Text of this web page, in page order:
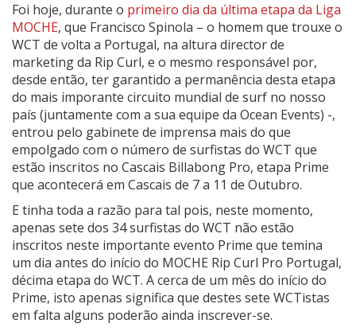
Foi hoje, durante o primeiro dia da última etapa da Liga
MOCHE, que Francisco Spinola – o homem que trouxe o
WCT de volta a Portugal, na altura director de
marketing da Rip Curl, e o mesmo responsável por,
desde então, ter garantido a permanência desta etapa
do mais imporante circuito mundial de surf no nosso
país (juntamente com a sua equipe da Ocean Events) -,
entrou pelo gabinete de imprensa mais do que
empolgado com o número de surfistas do WCT que
estão inscritos no Cascais Billabong Pro, etapa Prime
que acontecerá em Cascais de 7 a 11 de Outubro.
E tinha toda a razão para tal pois, neste momento,
apenas sete dos 34 surfistas do WCT não estão
inscritos neste importante evento Prime que temina
um dia antes do início do MOCHE Rip Curl Pro Portugal,
décima etapa do WCT. A cerca de um mês do início do
Prime, isto apenas significa que destes sete WCTistas
em falta alguns poderão ainda inscrever-se.